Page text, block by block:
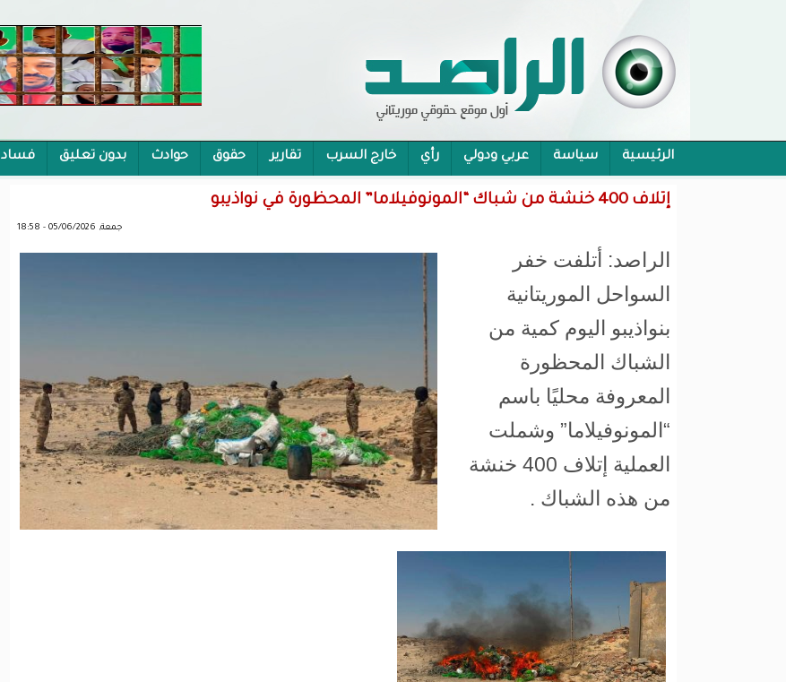
الرئيسية سياسة عربي ودولي رأي خارج السرب تقارير حقوق حوادث بدون تعليق فساد
محام:قانون حماية الرموز تفوح منه رائحة الاحكام الشمولية
إتلاف 400 خنشة من شباك “المونوفيلاما” المحظورة في نواذيبو
جمعة, 05/06/2026 - 18:58
الراصد: أتلفت خفر
السواحل الموريتانية
بنواذيبو اليوم كمية من
الشباك المحظورة
المعروفة محليًا باسم
“المونوفيلاما” وشملت
العملية إتلاف 400 خنشة
من هذه الشباك .